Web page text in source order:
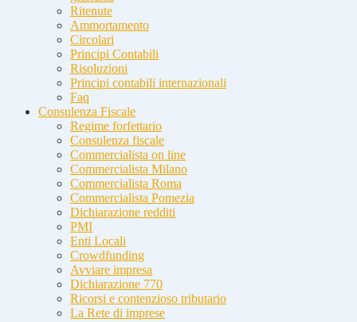
Ritenute
Ammortamento
Circolari
Principi Contabili
Risoluzioni
Principi contabili internazionali
Faq
Consulenza Fiscale
Regime forfettario
Consulenza fiscale
Commercialista on line
Commercialista Milano
Commercialista Roma
Commercialista Pomezia
Dichiarazione redditi
PMI
Enti Locali
Crowdfunding
Avviare impresa
Dichiarazione 770
Ricorsi e contenzioso tributario
La Rete di imprese